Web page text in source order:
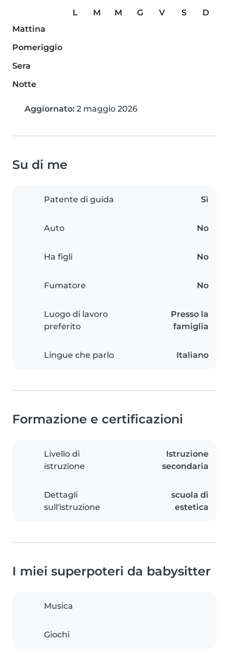
L M M G V S
D
Mattina
Pomeriggio
Sera
Notte
Aggiornato: 2 maggio 2026
Su di me
Patente di guida Sì
Auto No
Ha figli No
Fumatore No
Luogo di lavoro
preferito
Presso la
famiglia
Lingue che parlo Italiano
Formazione e certificazioni
Livello di
istruzione
Istruzione
secondaria
Dettagli
sull'istruzione
scuola di
estetica
I miei superpoteri da babysitter
Musica
Giochi